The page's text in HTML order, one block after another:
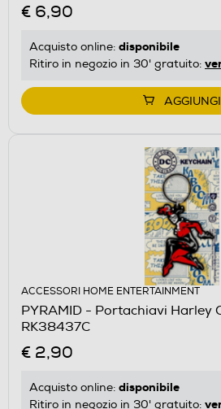
€ 6,90
Acquisto online: disponibile
Ritiro in negozio in 30' gratuito:
AGGIUNGI
ACCESSORI HOME ENTERTAINMENT
PYRAMID - Portachiavi Harley
RK38437C
€ 2,90
Acquisto online: disponibile
Ritiro in negozio in 30' gratuito: